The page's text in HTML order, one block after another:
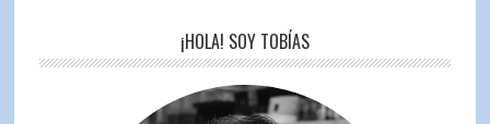
¡HOLA! SOY TOBÍAS